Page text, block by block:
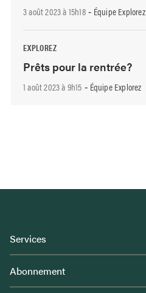
3 août 2023 à 15h18- Équipe Explorez
EXPLOREZ
Prêts pour la rentrée?
1 août 2023 à 9h15 - Équipe Explorez
Services
Abonnement